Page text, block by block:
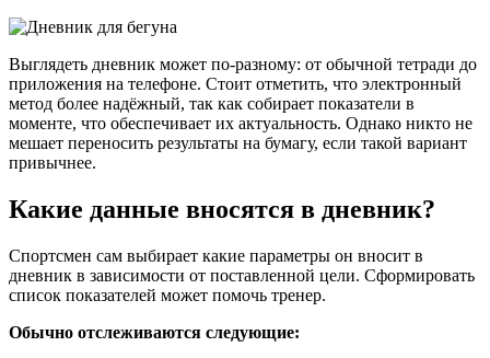
Выглядеть дневник может по-разному: от обычной тетради до
приложения на телефоне. Стоит отметить, что электронный
метод более надёжный, так как собирает показатели в
моменте, что обеспечивает их актуальность. Однако никто не
мешает переносить результаты на бумагу, если такой вариант
привычнее.
Какие данные вносятся в дневник?
Спортсмен сам выбирает какие параметры он вносит в
дневник в зависимости от поставленной цели. Сформировать
список показателей может помочь тренер.
Обычно отслеживаются следующие: